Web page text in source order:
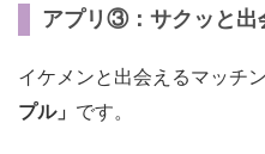
アプリ③：サクッと出
イケメンと出会えるマッチ
プル」 です。